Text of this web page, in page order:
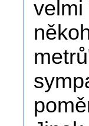
velmi